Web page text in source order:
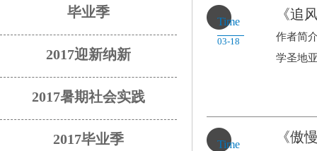
毕业季
2017迎新纳新
2017暑期社会实践
2017毕业季
Time
03-18
《追
作者简
学圣地
Time 《傲